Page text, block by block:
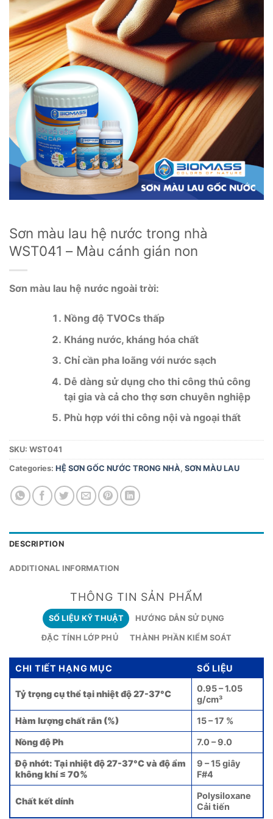
Sơn màu lau hệ nước trong nhà
WST041 – Màu cánh gián non
Sơn màu lau hệ nước ngoài trời:
Nồng độ TVOCs thấp
Kháng nước, kháng hóa chất
Chỉ cần pha loãng với nước sạch
Dễ dàng sử dụng cho thi công thủ công
tại gia và cả cho thợ sơn chuyên nghiệp
Phù hợp với thi công nội và ngoại thất
SKU: WST041
Categories: HỆ SƠN GỐC NƯỚC TRONG NHÀ, SƠN MÀU LAU
DESCRIPTION
ADDITIONAL INFORMATION
THÔNG TIN SẢN PHẨM
SỐ LIỆU KỸ THUẬT HƯỚNG DẪN SỬ DỤNG
ĐẶC TÍNH LỚP PHỦ THÀNH PHẦN KIỂM SOÁT
CHI TIẾT HẠNG MỤC SỐ LIỆU
Tỷ trọng cụ thể tại nhiệt độ 27-37°C
0.95 – 1.05
g/cm³
Hàm lượng chất rắn (%) 15 – 17 %
Nồng độ Ph 7.0 – 9.0
Độ nhớt: Tại nhiệt độ 27-37°C và độ ẩm
không khí ≤ 70%
9 – 15 giây
F#4
Chất kết dính
Polysiloxane
Cải tiến